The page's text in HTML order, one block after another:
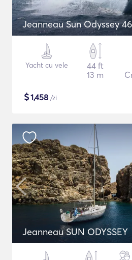
Jeanneau Sun Odyssey
Yacht cu vele
44 ft
13 m
$1,458 /zi
Jeanneau SUN ODYSSEY